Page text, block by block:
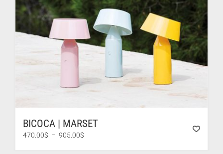
BICOCA | MARSET
470.00$ – 905.00$Plage